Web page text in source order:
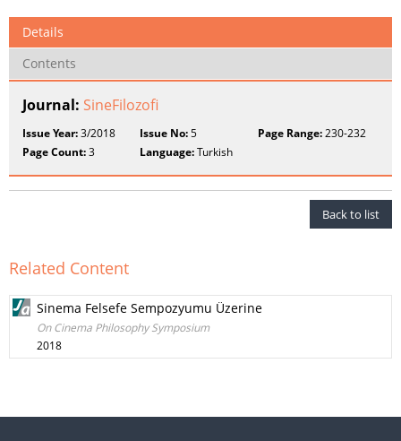
Details
Contents
Journal: SineFilozofi
Issue Year:3/2018 Issue No:5 Page Range:230-232
Page Count:3 Language:Turkish
Back to list
Related Content
Sinema Felsefe Sempozyumu Üzerine
On Cinema Philosophy Symposium
2018